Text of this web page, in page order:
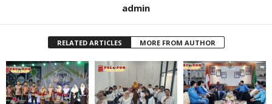
admin
RELATED ARTICLES MORE FROM AUTHOR